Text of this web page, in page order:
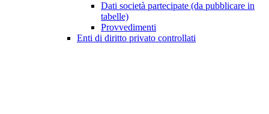
Dati società partecipate (da pubblicare in
tabelle)
Provvedimenti
Enti di diritto privato controllati